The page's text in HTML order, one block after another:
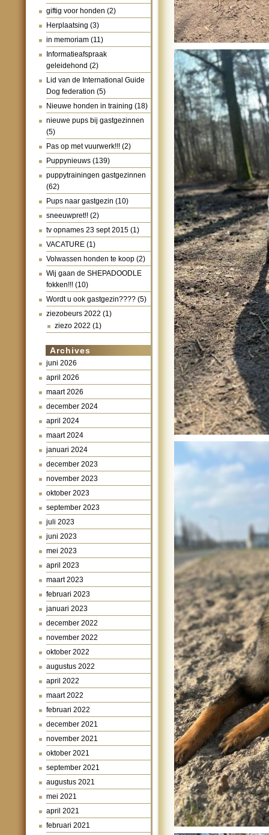
giftig voor honden (2)
Herplaatsing (3)
in memoriam (11)
Informatieafspraak
geleidehond (2)
Lid van de International Guide
Dog federation (5)
Nieuwe honden in training (18)
nieuwe pups bij gastgezinnen
(5)
Pas op met vuurwerk!!! (2)
Puppynieuws (139)
puppytrainingen gastgezinnen
(62)
Pups naar gastgezin (10)
sneeuwpret!! (2)
tv opnames 23 sept 2015 (1)
VACATURE (1)
Volwassen honden te koop (2)
Wij gaan de SHEPADOODLE
fokken!!! (10)
Wordt u ook gastgezin???? (5)
ziezobeurs 2022 (1)
ziezo 2022 (1)
Archives
juni 2026
april 2026
maart 2026
december 2024
april 2024
maart 2024
januari 2024
december 2023
november 2023
oktober 2023
september 2023
juli 2023
juni 2023
mei 2023
april 2023
maart 2023
februari 2023
januari 2023
december 2022
november 2022
oktober 2022
augustus 2022
april 2022
maart 2022
februari 2022
december 2021
november 2021
oktober 2021
september 2021
augustus 2021
mei 2021
april 2021
februari 2021